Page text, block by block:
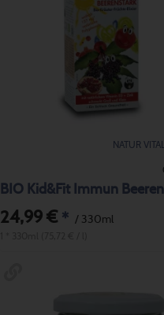
NATUR
BIO Kid&Fit Immun
24,99 € * / 330ml